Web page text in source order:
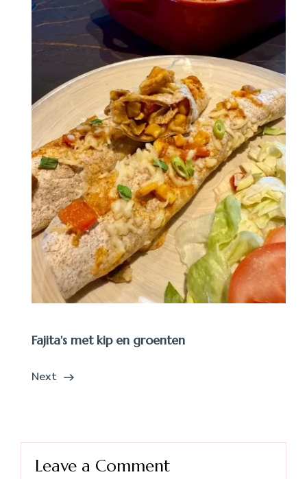
Fajita's met kip en groenten
Next
Leave a Comment